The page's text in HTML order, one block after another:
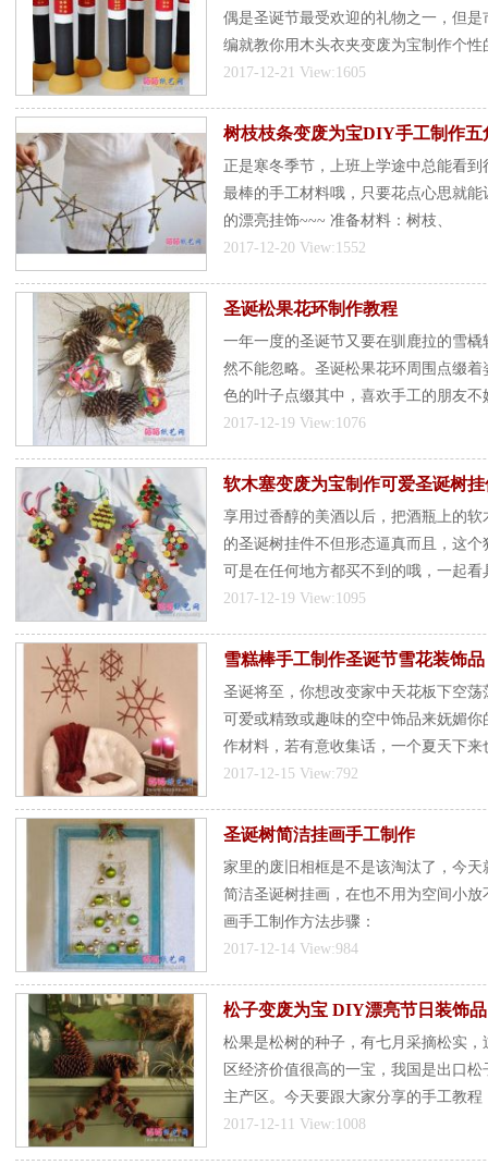
偶是圣诞节最受欢迎的礼物之一，但
编就教你用木头衣夹变废为宝制作个
2017-12-21 View:1605
树枝枝条变废为宝DIY手工制作五
正是寒冬季节，上班上学途中总能看
最棒的手工材料哦，只要花点心思就
的漂亮挂饰~~~ 准备材料：树枝、
2017-12-20 View:1552
圣诞松果花环制作教程
一年一度的圣诞节又要在驯鹿拉的雪
然不能忽略。圣诞松果花环周围点缀
色的叶子点缀其中，喜欢手工的朋友
2017-12-19 View:1076
软木塞变废为宝制作可爱圣诞树挂
享用过香醇的美酒以后，把酒瓶上的
的圣诞树挂件不但形态逼真而且，这
可是在任何地方都买不到的哦，一起看
2017-12-19 View:1095
雪糕棒手工制作圣诞节雪花装饰品
圣诞将至，你想改变家中天花板下空
可爱或精致或趣味的空中饰品来妩媚
作材料，若有意收集话，一个夏天下
2017-12-15 View:792
圣诞树简洁挂画手工制作
家里的废旧相框是不是该淘汰了，今
简洁圣诞树挂画，在也不用为空间小
画手工制作方法步骤：
2017-12-14 View:984
松子变废为宝 DIY漂亮节日装饰品
松果是松树的种子，有七月采摘松实
区经济价值很高的一宝，我国是出口
主产区。今天要跟大家分享的手工教
2017-12-11 View:1008